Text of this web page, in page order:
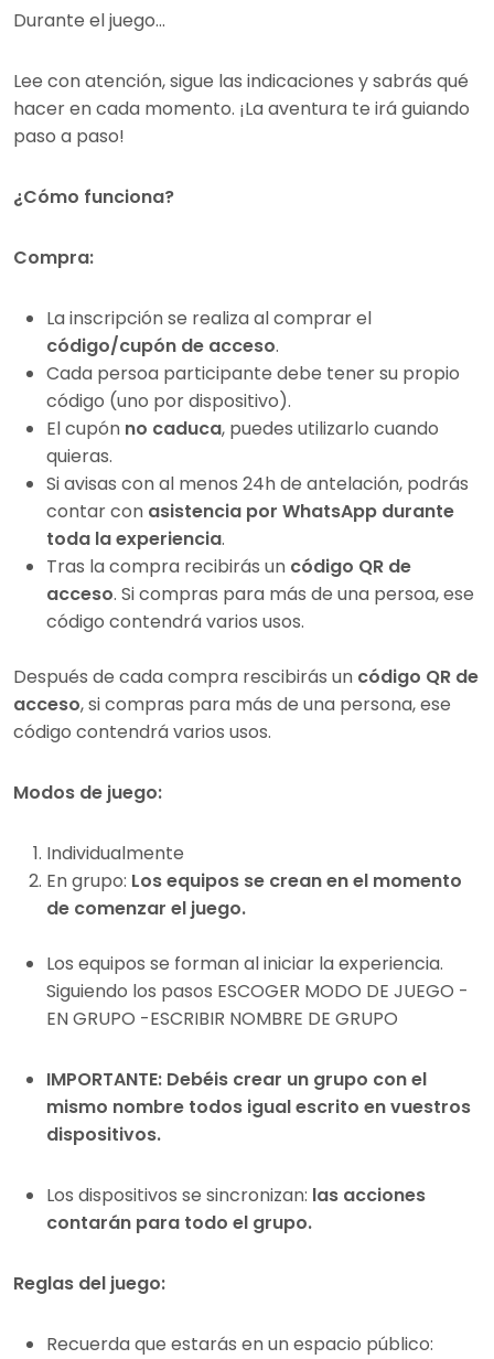
Durante el juego...
Lee con atención, sigue las indicaciones y sabrás qué
hacer en cada momento. ¡La aventura te irá guiando
paso a paso!
¿Cómo funciona?
Compra:
La inscripción se realiza al comprar el
código/cupón de acceso.
Cada persoa participante debe tener su propio
código (uno por dispositivo).
El cupón no caduca, puedes utilizarlo cuando
quieras.
Si avisas con al menos 24h de antelación, podrás
contar con asistencia por WhatsApp durante
toda la experiencia.
Tras la compra recibirás un código QR de
acceso. Si compras para más de una persoa, ese
código contendrá varios usos.
Después de cada compra rescibirás un código QR de
acceso, si compras para más de una persona, ese
código contendrá varios usos.
Modos de juego:
Individualmente
En grupo: Los equipos se crean en el momento
de comenzar el juego.
Los equipos se forman al iniciar la experiencia.
Siguiendo los pasos ESCOGER MODO DE JUEGO -
EN GRUPO -ESCRIBIR NOMBRE DE GRUPO
IMPORTANTE: Debéis crear un grupo con el
mismo nombre todos igual escrito en vuestros
dispositivos.
Los dispositivos se sincronizan: las acciones
contarán para todo el grupo.
Reglas del juego:
Recuerda que estarás en un espacio público: